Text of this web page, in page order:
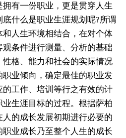
有一份职业，更是贯穿人生
什么是职业生涯规划呢?所谓
人生环境相结合，在对个体
条件进行测量、分析的基础
格、能力和社会的实际情况
业倾向，确定最佳的职业发
工作、培训等行之有效的计
生涯目标的过程。根据萨柏
的成长发展初期进行必要的
业成长乃至整个人生的成长